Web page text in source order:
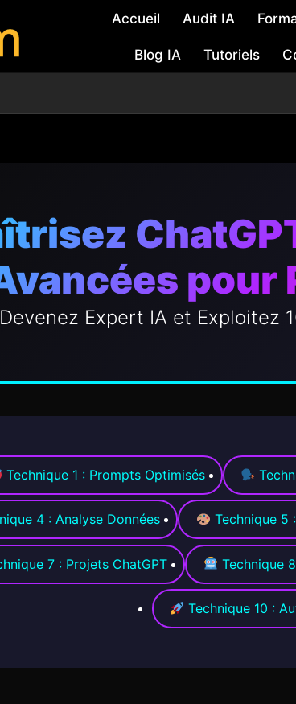
Accueil Audit IA
Blog IA Tutoriels
pour
Devenez Expert IA et Exploitez
Technique 1 : Prompts Optimisés
4 : Analyse Données Technique 5
7 : Projets ChatGPT Technique
Technique 10 :